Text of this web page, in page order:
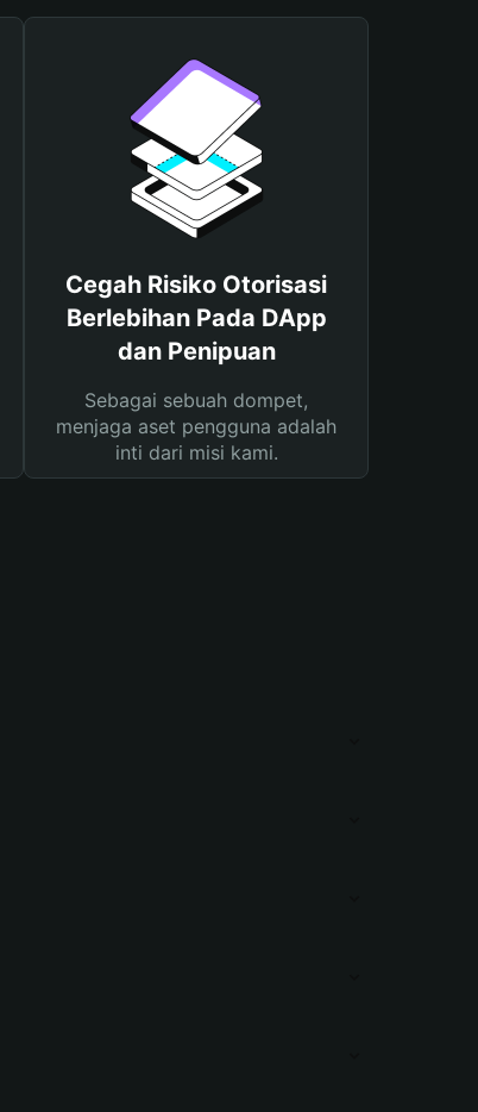
Cegah Risiko Otorisasi
Berlebihan Pada DApp
dan Penipuan
Sebagai sebuah dompet,
menjaga aset pengguna adalah
inti dari misi kami.